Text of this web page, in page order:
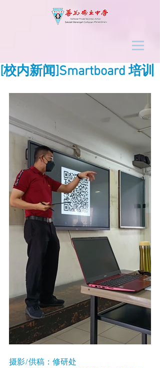
[校内新闻]Smartboard 培训
摄影/供稿：修研处